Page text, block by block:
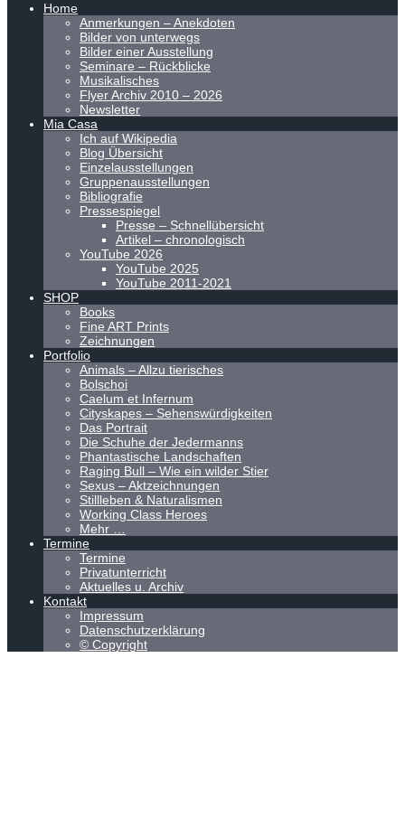
Home
Anmerkungen – Anekdoten
Bilder von unterwegs
Bilder einer Ausstellung
Seminare – Rückblicke
Musikalisches
Flyer Archiv 2010 – 2026
Newsletter
Mia Casa
Ich auf Wikipedia
Blog Übersicht
Einzelausstellungen
Gruppenausstellungen
Bibliografie
Pressespiegel
Presse – Schnellübersicht
Artikel – chronologisch
YouTube 2026
YouTube 2025
YouTube 2011-2021
SHOP
Books
Fine ART Prints
Zeichnungen
Portfolio
Animals – Allzu tierisches
Bolschoi
Caelum et Infernum
Cityskapes – Sehenswürdigkeiten
Das Portrait
Die Schuhe der Jedermanns
Phantastische Landschaften
Raging Bull – Wie ein wilder Stier
Sexus – Aktzeichnungen
Stillleben & Naturalismen
Working Class Heroes
Mehr …
Termine
Termine
Privatunterricht
Aktuelles u. Archiv
Kontakt
Impressum
Datenschutzerklärung
© Copyright